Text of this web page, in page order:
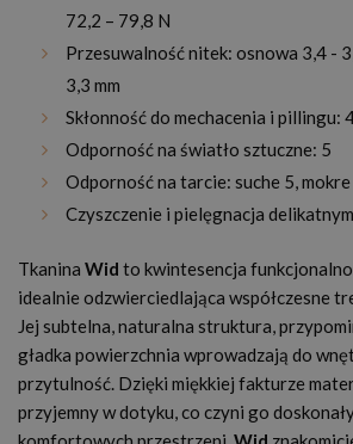
72,2 – 79,8 N
Przesuwalność nitek: osnowa 3,4 -
3,3 mm
Skłonność do mechacenia i pillingu:
Odporność na światło sztuczne: 5
Odporność na tarcie: suche 5, mokre
Czyszczenie i pielęgnacja
Tkanina Wid to kwintesencja
idealnie odzwierciedlająca współczesne
Jej subtelna, naturalna struktura,
gładka powierzchnia wprowadzają do
przytulność. Dzięki miękkiej fakturze
przyjemny w dotyku, co czyni go